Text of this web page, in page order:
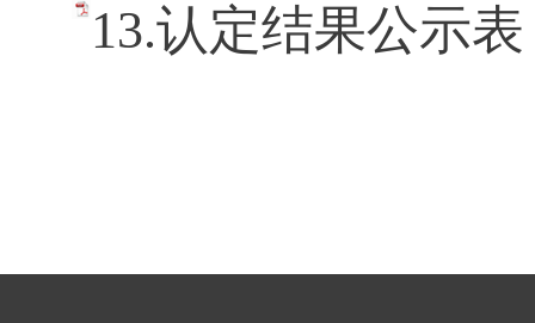
13.认定结果公示